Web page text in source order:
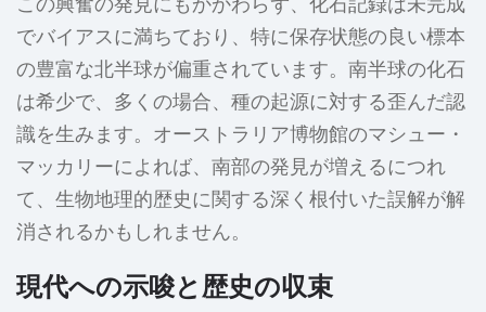
でバイアスに満ちており、特に保存状態の良い標本
の豊富な北半球が偏重されています。南半球の化石
は希少で、多くの場合、種の起源に対する歪んだ認
識を生みます。オーストラリア博物館のマシュー・
マッカリーによれば、南部の発見が増えるにつれ
て、生物地理的歴史に関する深く根付いた誤解が解
消されるかもしれません。
現代への示唆と歴史の収束